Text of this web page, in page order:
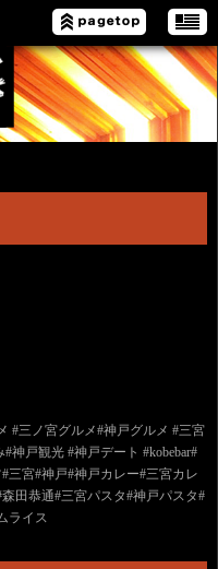
#三ノ宮グルメ#神戸グルメ #三宮
神戸観光 #神戸デート #kobebar#
三宮#神戸#神戸カレー#三宮カレ
田恭通#三宮パスタ#神戸パスタ#
ライス